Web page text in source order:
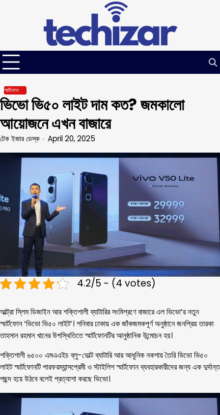
স্মার্টফোন
ভিভো ভি৫০ লাইট দাম কত? জমকালো
আয়োজনে এখন বাজারে
টেক ইজার ডেস্ক April 20, 2025
4.2/5 - (4 votes)
আল্ট্রা স্লিম ডিজাইন আর শক্তিশালী ব্যাটারির সংমিশ্রণে বাজারে এল ভিভো’র নতুন
স্মার্টফোন ‘ভিভো ভি৫০ লাইট’। শনিবার ঢাকায় এক জাঁকজমকপূর্ণ অনুষ্ঠানে জনপ্রিয় তারকা
তাহসান রহমান খানের উপস্থিতিতে স্মার্টফোনটির আনুষ্ঠানিক উন্মোচন হয়।
শক্তিশালী ৬৫০০ এমএএইচ ব্লু-ভোল্ট ব্যাটারি আর আধুনিক নকশায় তৈরি ভিভো ভি৫০
লাইট স্মার্টফোনটি পারফরম্যান্সপ্রেমী ও স্টাইলিশ স্মার্টফোন ব্যবহারকারীদের জন্য এক দুর্দান্ত
পছন্দ হয়ে উঠবে বলেই প্রত্যাশা করছে ভিভো।